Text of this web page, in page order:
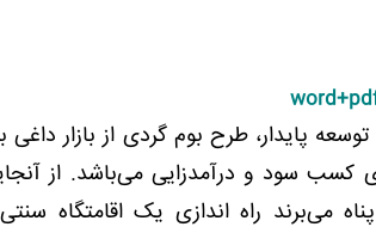
پایدار، طرح بوم گردی از بازار
کسب سود و درآمدزایی می‌باشد. از
می‌برند راه اندازی یک اقامتگاه